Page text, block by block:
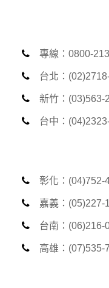
專線：0800-
台北：
新竹：(03)563-
台中：
彰化：(04)752-
嘉義：(05)227-
台南：(06)216-
高雄：(07)535-